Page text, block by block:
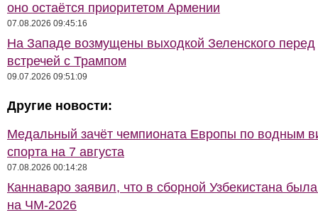
оно остаётся приоритетом Армении
07.08.2026 09:45:16
На Западе возмущены выходкой Зеленского перед
встречей с Трампом
09.07.2026 09:51:09
Другие новости:
Медальный зачёт чемпионата Европы по водным
спорта на 7 августа
07.08.2026 00:14:28
Каннаваро заявил, что в сборной Узбекистана
на ЧМ-2026